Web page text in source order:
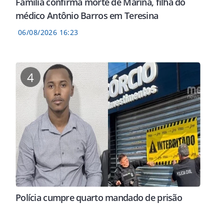
médico Antônio Barros em Teresina
06/08/2026 16:23
4
Polícia cumpre quarto mandado de prisão